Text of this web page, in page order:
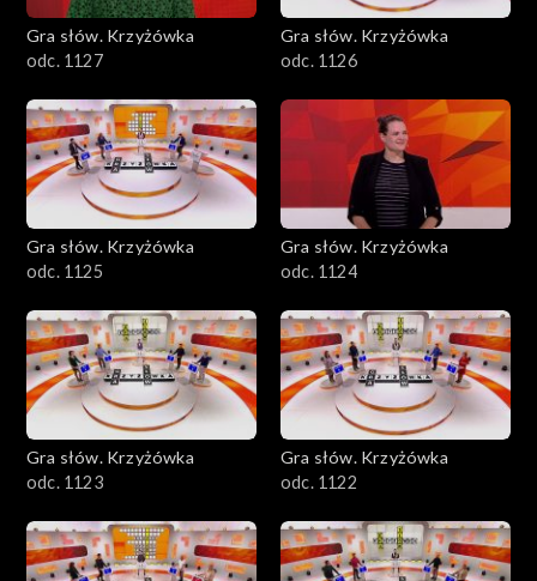
Gra słów. Krzyżówka
odc. 1127
Gra słów. Krzyżówka
odc. 1126
Gra słów. Krzyżówka
odc. 1125
Gra słów. Krzyżówka
odc. 1124
Gra słów. Krzyżówka
odc. 1123
Gra słów. Krzyżówka
odc. 1122